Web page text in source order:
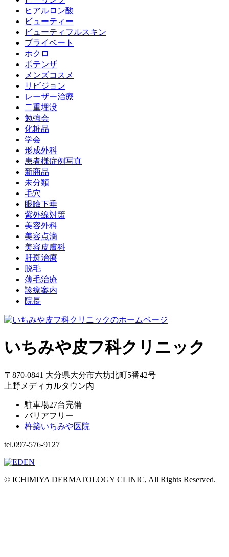
ヒアルロン酸
ビューティー
ビューティフルスキン
プライベート
ホクロ
ポテンザ
メンズコスメ
リビジョン
レーザー治療
二重埋没
勉強会
化粧品
学会
形成外科
患者様症例写真
新商品
未分類
毛穴
眼瞼下垂
紫外線対策
美容外科
美容点滴
美容皮膚科
肝斑治療
脱毛
薄毛治療
診療案内
院長
いちみや皮フ科クリニック
〒870-0841 大分県大分市六坊北町5番42号
上野メディカルタウン内
駐車場27台完備
バリアフリー
杵築いちみや医院
tel.097-576-9127
© ICHIMIYA DERMATOLOGY CLINIC, All Rights Reserved.